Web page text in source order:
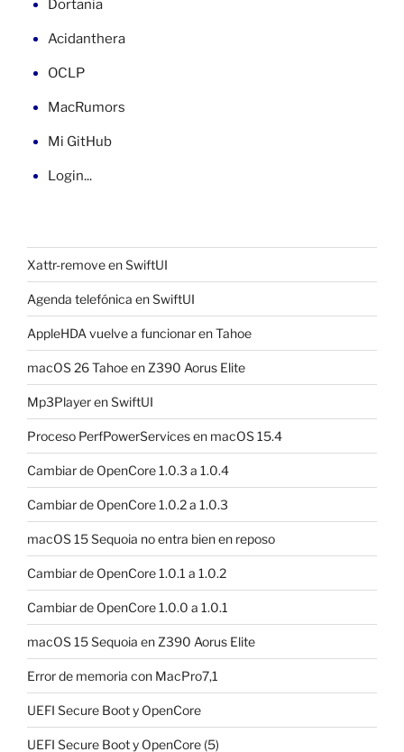
Dortania
Acidanthera
OCLP
MacRumors
Mi GitHub
Login...
Xattr-remove en SwiftUI
Agenda telefónica en SwiftUI
AppleHDA vuelve a funcionar en Tahoe
macOS 26 Tahoe en Z390 Aorus Elite
Mp3Player en SwiftUI
Proceso PerfPowerServices en macOS 15.4
Cambiar de OpenCore 1.0.3 a 1.0.4
Cambiar de OpenCore 1.0.2 a 1.0.3
macOS 15 Sequoia no entra bien en reposo
Cambiar de OpenCore 1.0.1 a 1.0.2
Cambiar de OpenCore 1.0.0 a 1.0.1
macOS 15 Sequoia en Z390 Aorus Elite
Error de memoria con MacPro7,1
UEFI Secure Boot y OpenCore
UEFI Secure Boot y OpenCore (5)